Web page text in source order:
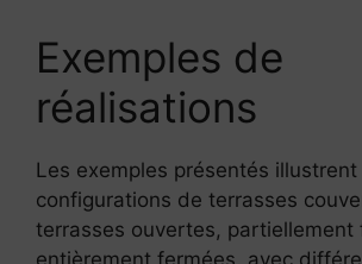
Exemples de
réalisations
Les exemples présentés
configurations de terrasses
terrasses ouvertes, partiellement
entièrement fermées, avec